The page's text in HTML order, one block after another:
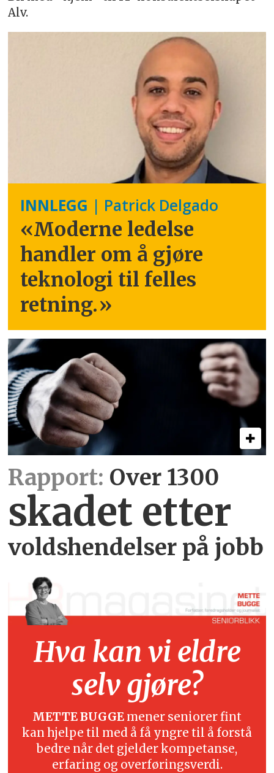
Alv.
INNLEGG | Patrick Delgado
«Moderne ledelse
handler om å gjøre
teknologi til felles
retning.»
Rapport: Over 1300
skadet etter
voldshendelser på jobb
Hva kan vi eldre
selv gjøre?
METTE BUGGE mener seniorer fint
kan hjelpe til med å få yngre til å forstå
bedre når det gjelder kompetanse,
erfaring og overføringsverdi.